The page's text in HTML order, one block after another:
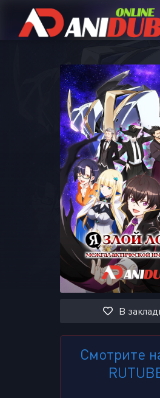
Авторизация
Запомнить
ВОЙТИ НА
Регистрация
Или войти
В
Смотрите